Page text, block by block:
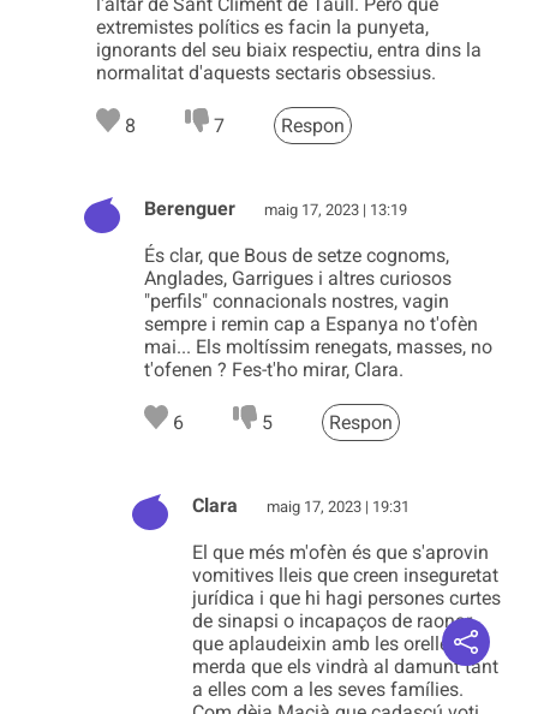
extremistes polítics es facin la punyeta,
ignorants del seu biaix respectiu, entra dins la
normalitat d'aquests sectaris obsessius.
8 7 Respon
Berenguer maig 17, 2023 | 13:19
És clar, que Bous de setze cognoms,
Anglades, Garrigues i altres curiosos
"perfils" connacionals nostres, vagin
sempre i remin cap a Espanya no t'ofèn
mai... Els moltíssim renegats, masses, no
t'ofenen ? Fes-t'ho mirar, Clara.
6 5 Respon
Clara maig 17, 2023 | 19:31
El que més m'ofèn és que s'aprovin
vomitives lleis que creen inseguretat
jurídica i que hi hagi persones curtes
de sinapsi o incapaços de raonar
que aplaudeixin amb les orelles la
merda que els vindrà al damunt tant
a elles com a les seves famílies.